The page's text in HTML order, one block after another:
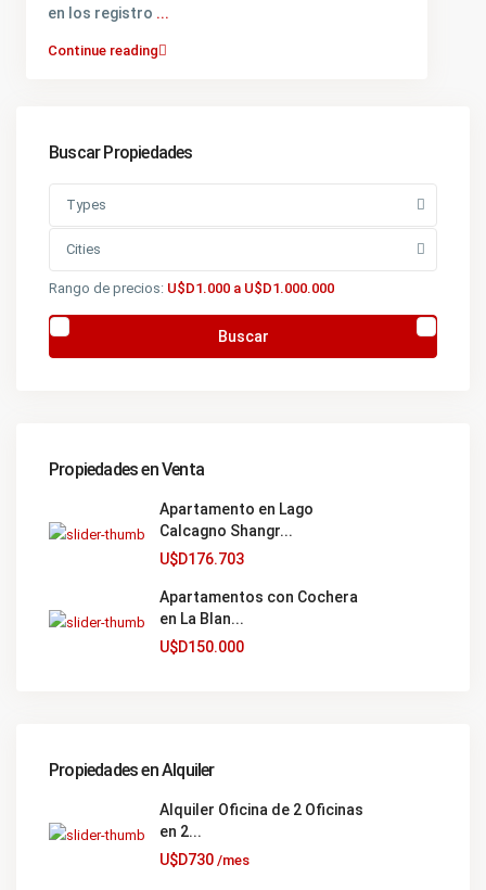
en los registro ...
Continue reading
Buscar Propiedades
Types
Cities
Rango de precios: U$D1.000 a U$D1.000.000
Buscar
Propiedades en Venta
Apartamento en Lago
Calcagno Shangr...
U$D176.703
Apartamentos con Cochera
en La Blan...
U$D150.000
Propiedades en Alquiler
Alquiler Oficina de 2 Oficinas
en 2...
U$D730 /mes